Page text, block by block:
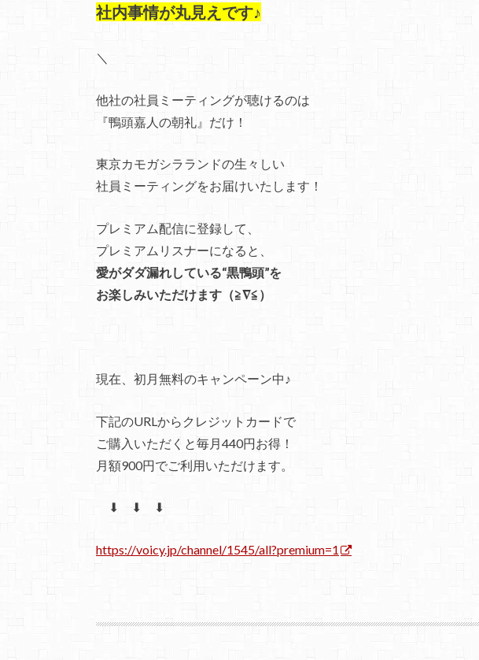
社内事情が丸見えです♪
＼
他社の社員ミーティングが聴けるのは
『鴨頭嘉人の朝礼』だけ！
東京カモガシラランドの生々しい
社員ミーティングをお届けいたします！
プレミアム配信に登録して、
プレミアムリスナーになると、
愛がダダ漏れしている“黒鴨頭”を
お楽しみいただけます（≧∇≦）
現在、初月無料のキャンペーン中♪
下記のURLからクレジットカードで
ご購入いただくと毎月440円お得！
月額900円でご利用いただけます。
⬇ ⬇ ⬇
https://voicy.jp/channel/1545/all?premium=1